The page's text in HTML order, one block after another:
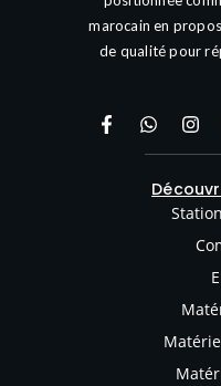
marocain en
de qualité pour